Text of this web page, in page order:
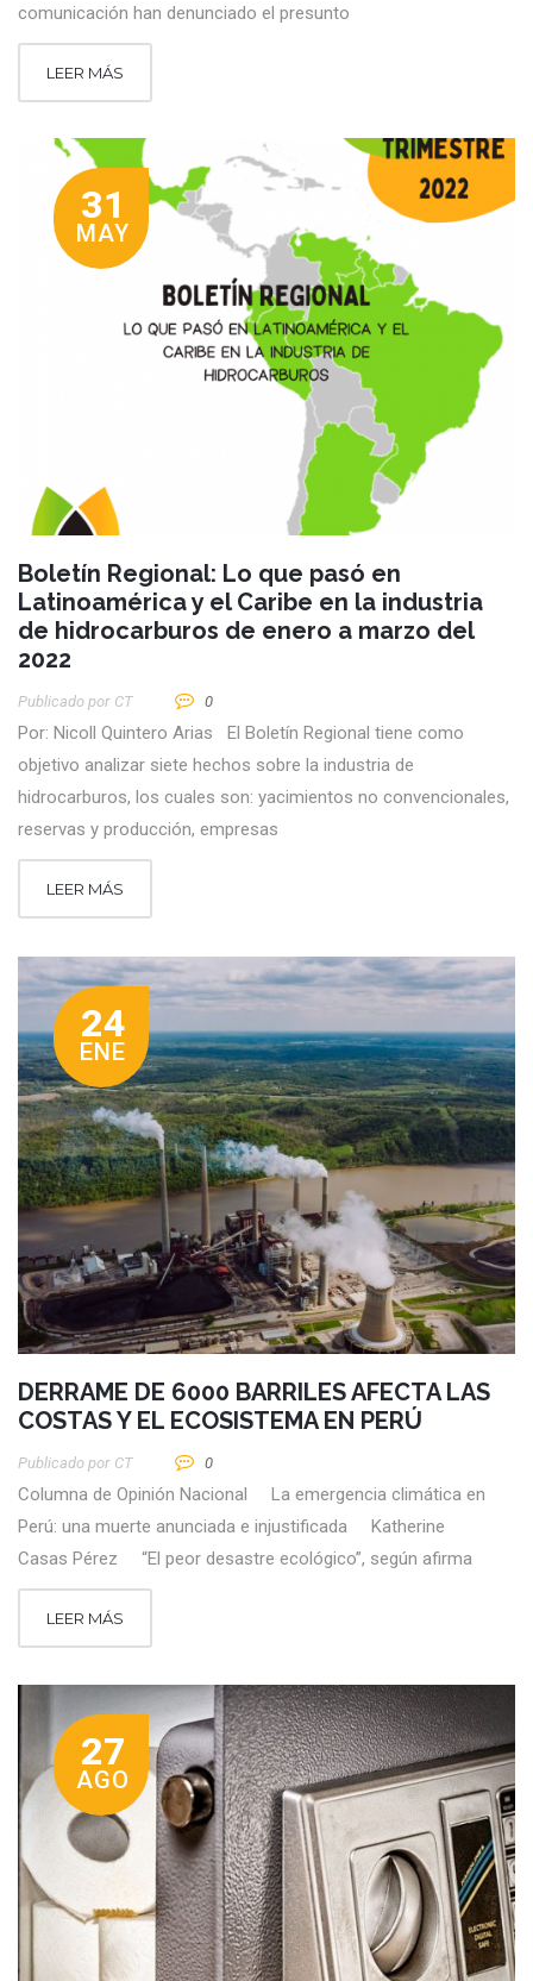
comunicación han denunciado el presunto
LEER MÁS
31
MAY
Boletín Regional: Lo que pasó en
Latinoamérica y el Caribe en la industria
de hidrocarburos de enero a marzo del
2022
Publicado por CT 0
Por: Nicoll Quintero Arias El Boletín Regional tiene como
objetivo analizar siete hechos sobre la industria de
hidrocarburos, los cuales son: yacimientos no convencionales,
reservas y producción, empresas
LEER MÁS
24
ENE
DERRAME DE 6000 BARRILES AFECTA LAS
COSTAS Y EL ECOSISTEMA EN PERÚ
Publicado por CT 0
Columna de Opinión Nacional La emergencia climática en
Perú: una muerte anunciada e injustificada Katherine
Casas Pérez “El peor desastre ecológico”, según afirma
LEER MÁS
27
AGO